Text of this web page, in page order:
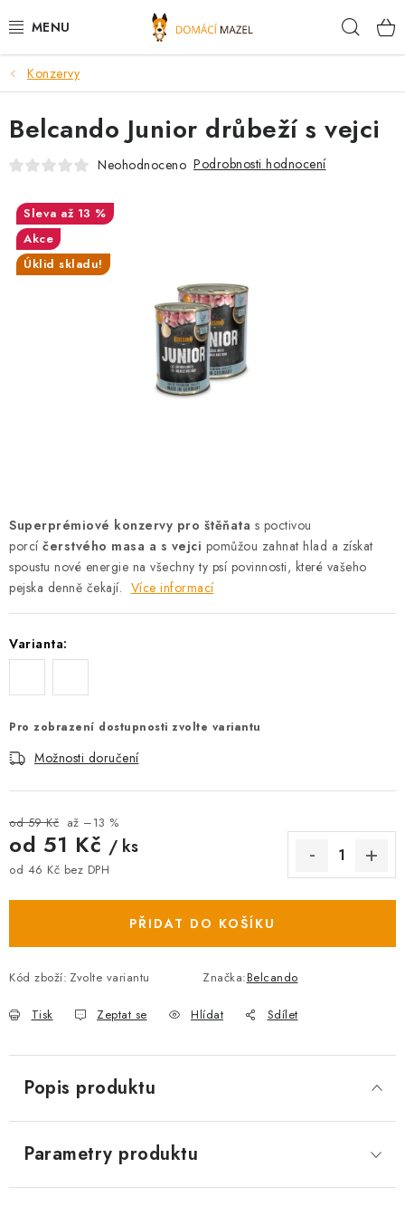
na
DOPORUČUJEME
VÝPRODEJ SKLADU
PSI
KOČKY
KONĚ
HODNOCENÍ OBCHODU
DOPRAVA PO OSTRAVĚ, HLUČÍNĚ A OKOLÍ
Kontakt
Konzervy
Superprémiové konzervy pro štěňata s poctivou
porcí čerstvého masa a s vejci pomůžou zahnat hlad a získat
spoustu nové energie na všechny ty psí povinnosti, které vašeho
pejska denně čekají. Více informací
Varianta:
Pro zobrazení dostupnosti zvolte variantu
Možnosti doručení
od 59 Kč až –13 %
od 51 Kč / ks
od 46 Kč bez DPH
PŘIDAT DO KOŠÍKU
Kód zboží: Zvolte variantu Značka:Belcando
Tisk Zeptat se Hlídat Sdílet
Belcando Junior drůbeží s vejci
Neohodnoceno Podrobnosti hodnocení
až 13 %
Akce
Úklid skladu!
Popis produktu
Parametry produktu